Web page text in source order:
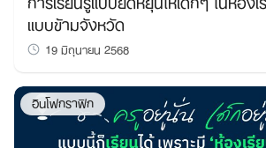
แบบข้ามจังหวัด
19 มิถุนายน 2568
อินโฟกราฟิก